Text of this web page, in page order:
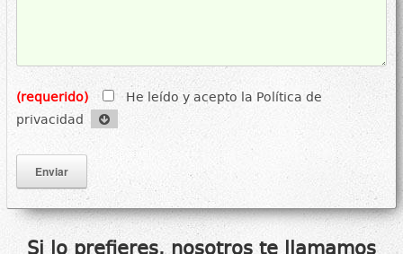
(requerido)
He leído y acepto la Política de
privacidad
Si lo prefieres, nosotros te llamamos